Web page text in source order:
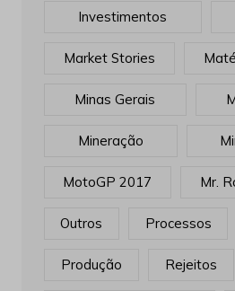
Investimentos
Market Stories
Minas Gerais
Mineração
MotoGP 2017 Mr.
Outros Processos
Produção Rejeitos